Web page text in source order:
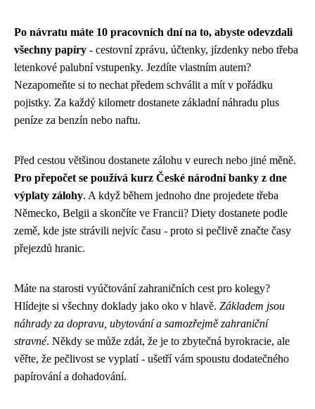
Po návratu máte 10 pracovních dní na to, abyste odevzdali
všechny papíry - cestovní zprávu, účtenky, jízdenky nebo třeba
letenkové palubní vstupenky. Jezdíte vlastním autem?
Nezapomeňte si to nechat předem schválit a mít v pořádku
pojistky. Za každý kilometr dostanete základní náhradu plus
peníze za benzín nebo naftu.
Před cestou většinou dostanete zálohu v eurech nebo jiné měně.
Pro přepočet se používá kurz České národní banky z dne
výplaty zálohy. A když během jednoho dne projedete třeba
Německo, Belgii a skončíte ve Francii? Diety dostanete podle
země, kde jste strávili nejvíc času - proto si pečlivě značte časy
přejezdů hranic.
Máte na starosti vyúčtování zahraničních cest pro kolegy?
Hlídejte si všechny doklady jako oko v hlavě. Základem jsou
náhrady za dopravu, ubytování a samozřejmě zahraniční
stravné. Někdy se může zdát, že je to zbytečná byrokracie, ale
věřte, že pečlivost se vyplatí - ušetří vám spoustu dodatečného
papírování a dohadování.